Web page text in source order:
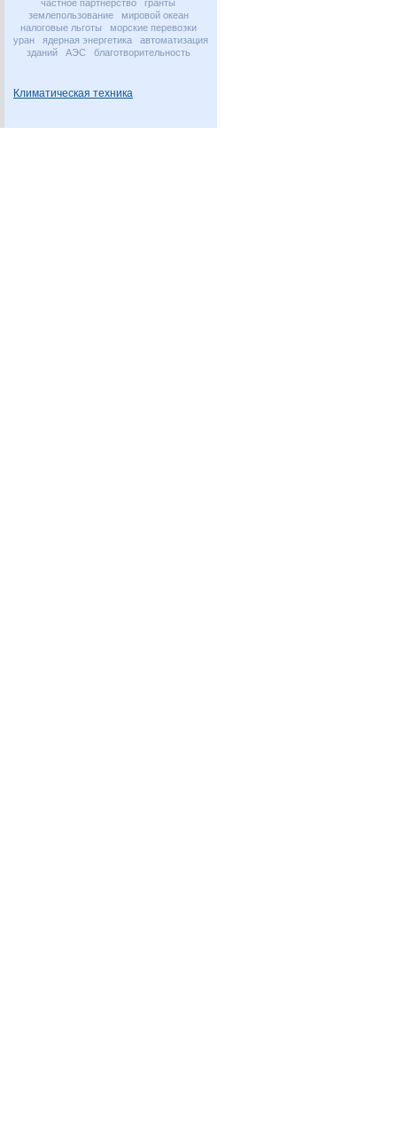
частное партнерство
гранты
землепользование
мировой океан
налоговые льготы
морские перевозки
уран
ядерная энергетика
автоматизация
зданий
АЭС благотворительность
Климатическая техника